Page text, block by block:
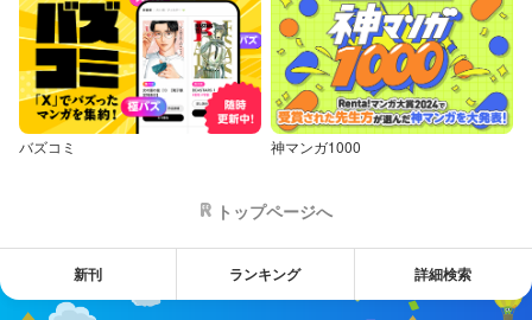
バズコミ 神マンガ1000
トップページへ
新刊 ランキング 詳細検索